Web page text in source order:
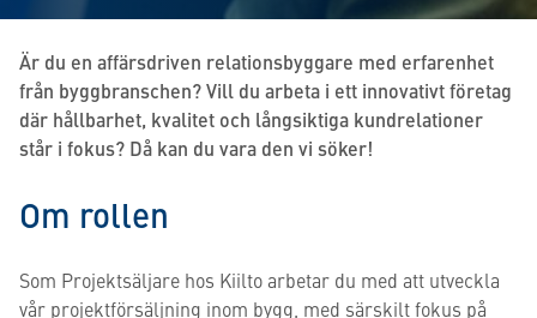
Är du en affärsdriven relationsbyggare med erfarenhet
från byggbranschen? Vill du arbeta i ett innovativt företag
där hållbarhet, kvalitet och långsiktiga kundrelationer
står i fokus? Då kan du vara den vi söker!
Om rollen
Som Projektsäljare hos Kiilto arbetar du med att utveckla
vår projektförsäljning inom bygg, med särskilt fokus på